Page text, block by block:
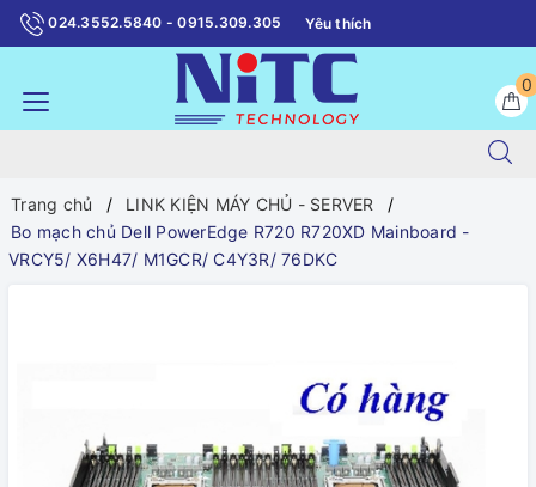
024.3552.5840 - 0915.309.305 Yêu thích
0
Trang chủ
LINK KIỆN MÁY CHỦ - SERVER
Bo mạch chủ Dell PowerEdge R720 R720XD Mainboard -
VRCY5/ X6H47/ M1GCR/ C4Y3R/ 76DKC